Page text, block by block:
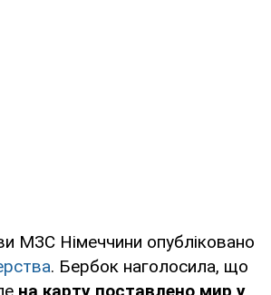
МЗС Німеччини опубліковано
. Бербок наголосила, що
на карту поставлено мир у